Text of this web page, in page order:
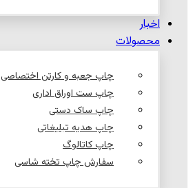
اخبار
محصولات
چاپ جعبه و کارتن اختصاصی
چاپ ست اوراق اداری
چاپ ساک دستی
چاپ هدیه تبلیغاتی
چاپ کاتالوگ
سفارش چاپ تخته شاسی